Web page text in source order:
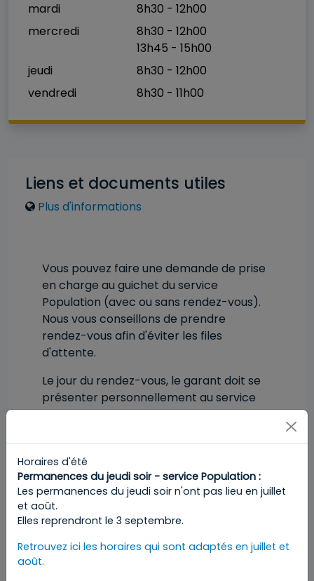
Vous pouvez faire une demande de prise
en charge au guichet du service
Population (avec ou sans rendez-vous).
Nous vous conseillons de prendre
rendez-vous afin d'éviter les files
d'attente.
Le jour du rendez-vous, le garant doit se
présenter personnellement au service
de la Population muni de :
la confirmation de votre prise de
rendez-vous (sous format imprimé
ou sur votre smartphone)
votre carte d’identité/séjour
Le service de la Population fournit le
correctement rempli.
mardi
8h30 - 12h00
mercredi
8h30 - 12h00
13h45 - 15h00
jeudi
8h30 - 12h00
vendredi
8h30 - 11h00
Liens et documents utiles
LiensPlus d'informations
Horaires d'été
Permanences du jeudi soir - service Population :
Les permanences du jeudi soir n'ont pas lieu en juillet
et août.
Elles reprendront le 3 septembre.
Retrouvez ici les horaires qui sont adaptés en juillet et
août.